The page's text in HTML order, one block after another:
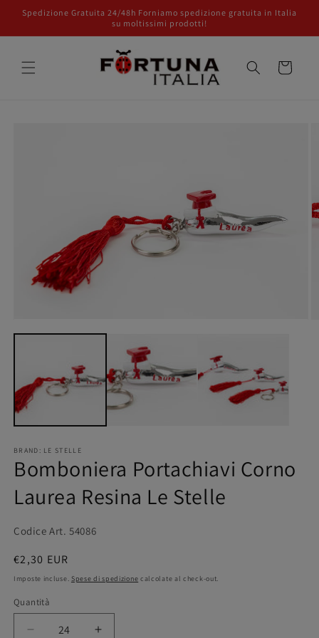
direttamente
Spedizione Gratuita 24/48h Forniamo spedizione gratuita in Italia
su moltissimi prodotti!
Carrello
BRAND: LE STELLE
Bomboniera Portachiavi Corno
Laurea Resina Le Stelle
Codice Art. 54086
Prezzo
di
€2,30 EUR
Imposte incluse. Spese di spedizione calcolate al check-out.
Quantità
Quantità